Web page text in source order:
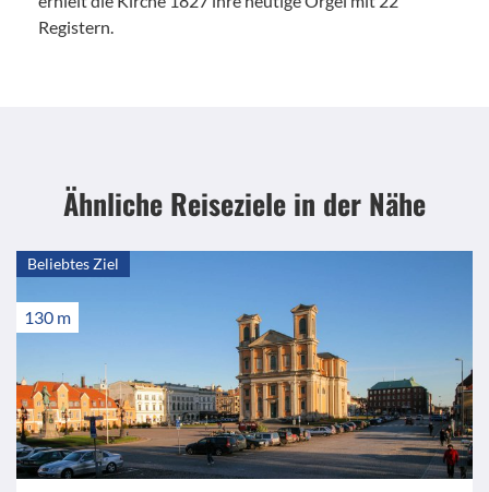
Registern.
Ähnliche Reiseziele in der Nähe
130 m
Beliebtes Ziel